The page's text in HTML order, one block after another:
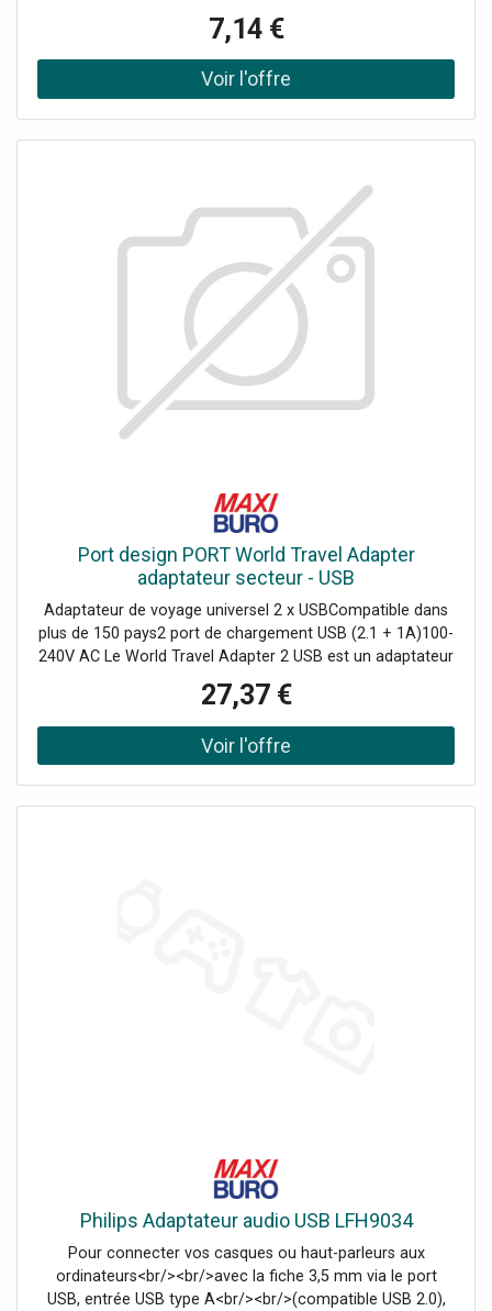
:Bande passante: 5 GBPSUSB 3.1 Gen1Compatible avec le
port USB 3.0 Surface Pro (a partir del 3)Entrée USB-C
femelle vers USB-A mâle
7,14 €
Port design PORT World Travel Adapter
adaptateur secteur - USB
Adaptateur de voyage universel 2 x USBCompatible dans
plus de 150 pays2 port de chargement USB (2.1 + 1A)100-
240V AC Le World Travel Adapter 2 USB est un adaptateur
de voyage universel avec 2 port USB.<br/><br/>Cet
adaptateur est compatible dans plus de 150 pays.<br/>Il
peut se brancher sur les prises européennes, anglaises,
américaines et australiennes. - Offre exclusivement
27,37 €
Philips Adaptateur audio USB LFH9034
Pour connecter vos casques ou haut-parleurs aux
ordinateurs<br/><br/>avec la fiche 3,5 mm via le port
USB, entrée USB type A<br/><br/>(compatible USB 2.0),